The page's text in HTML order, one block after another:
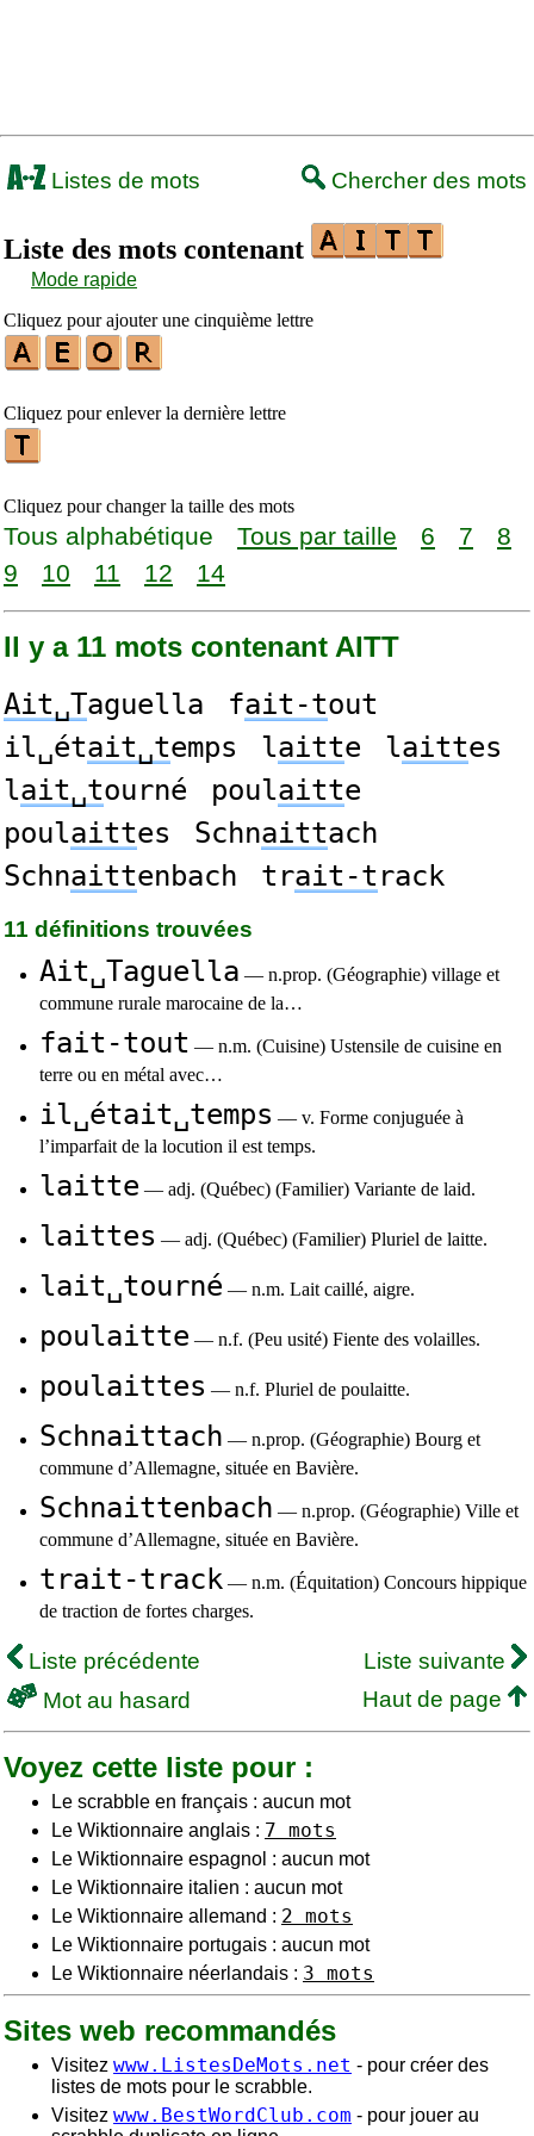
Listes de mots Chercher des mots
Liste des mots contenant
Mode rapide
Cliquez pour ajouter une cinquième lettre
Cliquez pour enlever la dernière lettre
Cliquez pour changer la taille des mots
Tous alphabétique Tous par taille 6 7
8
9
10 11 12 14
Il y a 11 mots contenant AITT
Ait␣Taguella fait-tout
il␣était␣temps laitte laittes
lait␣tourné poulaitte
poulaittes Schnaittach
Schnaittenbach trait-track
11 définitions trouvées
Ait␣Taguella — n.prop. (Géographie) village et
commune rurale marocaine de la…
fait-tout — n.m. (Cuisine) Ustensile de cuisine en
terre ou en métal avec…
il␣était␣temps — v. Forme conjuguée à
l’imparfait de la locution il est temps.
laitte — adj. (Québec) (Familier) Variante de laid.
laittes — adj. (Québec) (Familier) Pluriel de laitte.
lait␣tourné — n.m. Lait caillé, aigre.
poulaitte — n.f. (Peu usité) Fiente des volailles.
poulaittes — n.f. Pluriel de poulaitte.
Schnaittach — n.prop. (Géographie) Bourg et
commune d’Allemagne, située en Bavière.
Schnaittenbach — n.prop. (Géographie) Ville et
commune d’Allemagne, située en Bavière.
trait-track — n.m. (Équitation) Concours hippique
de traction de fortes charges.
Liste précédente
Liste suivante
Mot au hasard
Haut de page
Voyez cette liste pour :
Le scrabble en français : aucun mot
Le Wiktionnaire anglais : 7 mots
Le Wiktionnaire espagnol : aucun mot
Le Wiktionnaire italien : aucun mot
Le Wiktionnaire allemand : 2 mots
Le Wiktionnaire portugais : aucun mot
Le Wiktionnaire néerlandais : 3 mots
Sites web recommandés
Visitez www.ListesDeMots.net - pour créer des
listes de mots pour le scrabble.
Visitez www.BestWordClub.com - pour jouer au